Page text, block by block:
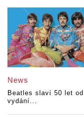
News
Beatles slaví 50 let od
vydání...